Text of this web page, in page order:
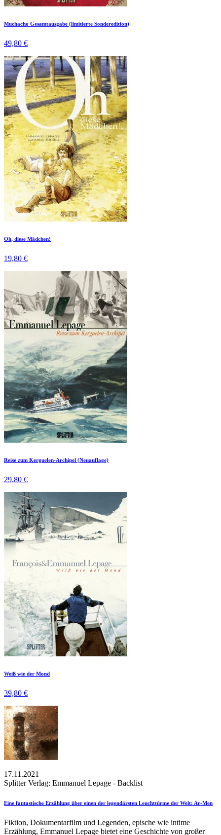
Muchacho Gesamtausgabe (limitierte Sonderedition)
49,80 €
Oh, diese Mädchen!
19,80 €
Reise zum Kerguelen-Archipel (Neuauflage)
29,80 €
Weiß wie der Mond
39,80 €
17.11.2021
Splitter Verlag: Emmanuel Lepage - Backlist
Eine fantastische Erzählung über einen der legendärsten Leuchttürme der Welt: Ar-Men
Fiktion, Dokumentarfilm und Legenden, epische wie intime
Erzählung, Emmanuel Lepage bietet eine Geschichte von großer